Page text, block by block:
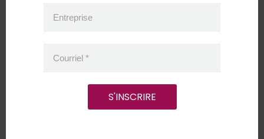
Les Jardins Filonsème
Les Maraîchers du Coeur
Entreprise
Courriel *
S'INSCRIRE